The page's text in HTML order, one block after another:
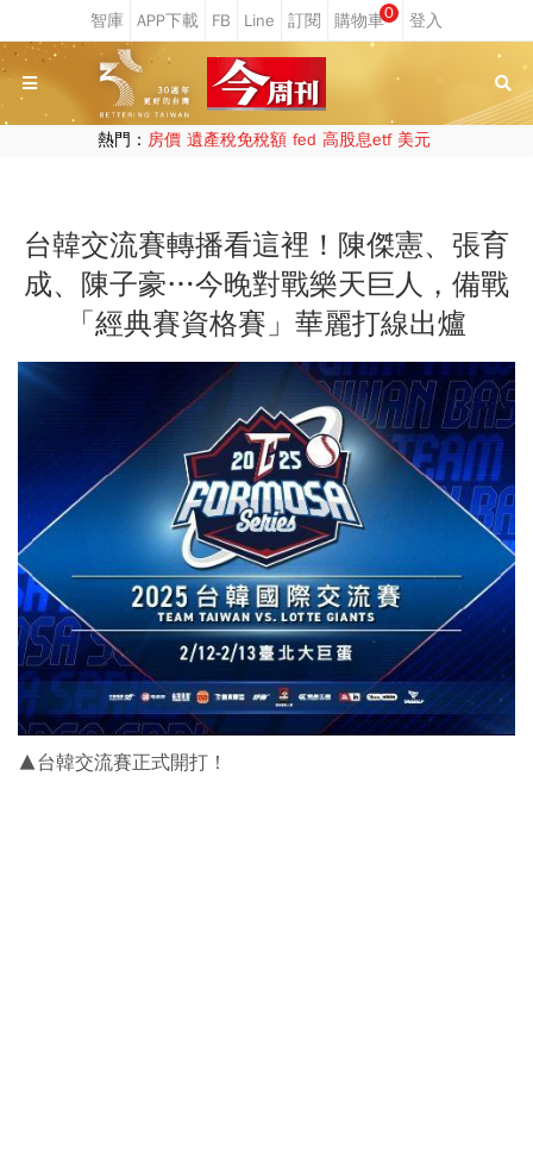
0
熱門： 房價 遺產稅免稅額 fed 高股息etf 美元
台韓交流賽轉播看這裡！陳傑憲、張育
成、陳子豪…今晚對戰樂天巨人，備戰
「經典賽資格賽」華麗打線出爐
▲台韓交流賽正式開打！